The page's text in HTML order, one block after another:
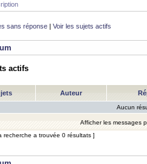
sans réponse | Voir les sujets actifs
actifs
Auteur
Aucun
Afficher les messages
recherche a trouvée 0 résultats ]